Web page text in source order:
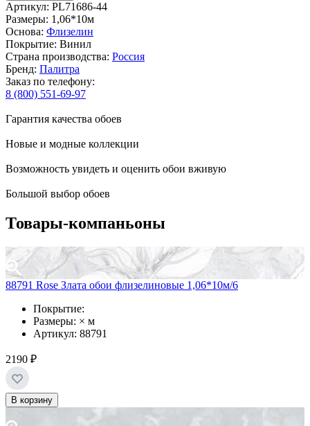
Артикул: PL71686-44
Размеры: 1,06*10м
Основа: Флизелин
Покрытие: Винил
Страна производства: Россия
Бренд: Палитра
Заказ по телефону:
8 (800) 551-69-97
Гарантия качества обоев
Новые и модные коллекции
Возможность увидеть и оценить обои вживую
Большой выбор обоев
Товары-компаньоны
88791 Rose Злата обои флизелиновые 1,06*10м/6
Покрытие:
Размеры: × м
Артикул: 88791
2190 ₽
В корзину